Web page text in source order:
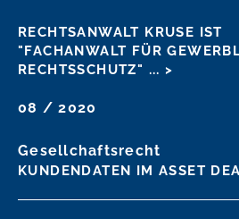
RECHTSANWALT KRUSE IST
"FACHANWALT FÜR
RECHTSSCHUTZ" ... >
08 / 2020
Gesellchaftsrecht
KUNDENDATEN IM ASSET